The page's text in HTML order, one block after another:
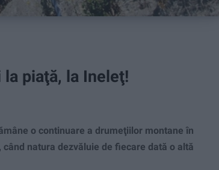
piaţă, la Ineleţ!
o continuare a drumeţiilor montane în
natura dezvăluie de fiecare dată o altă